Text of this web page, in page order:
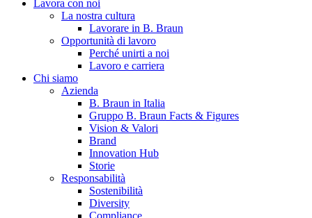
B. Braun in Italia
Scopri chi siamo ed entra nel mondo di B. Braun in Italia: 4
sedi, 4 aziende, più di 700 dipendenti e un Centro di
Eccellenza a livello globale.
Lavora con noi
La nostra cultura
Lavorare in B. Braun
Opportunità di lavoro
Perché unirti a noi
Lavoro e carriera
Chi siamo
Azienda
B. Braun in Italia
Gruppo B. Braun Facts & Figures
Vision & Valori
Brand
Innovation Hub
Storie
Responsabilità
Sostenibilità
Diversity
Compliance